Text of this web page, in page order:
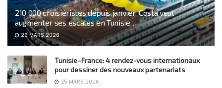
210 000 croisiéristes depuis janvier: Costa veut
augmenter ses escales en Tunisie…
26 MARS 2026
Tunisie–France: 4 rendez-vous internationaux
pour dessiner des nouveaux partenariats
25 MARS 2026